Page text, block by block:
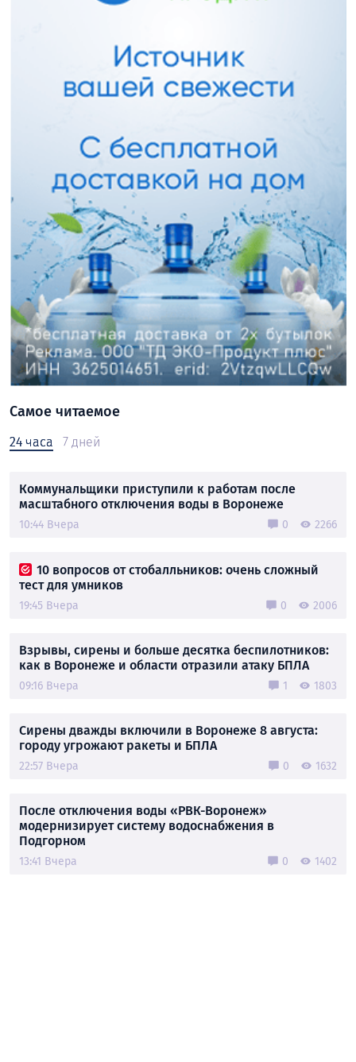
Самое читаемое
24 часа 7 дней
Коммунальщики приступили к работам после
масштабного отключения воды в Воронеже
10:44 Вчера 0 2266
10 вопросов от стобалльников: очень сложный
тест для умников
19:45 Вчера 0 2006
Взрывы, сирены и больше десятка беспилотников:
как в Воронеже и области отразили атаку БПЛА
09:16 Вчера 1 1803
Сирены дважды включили в Воронеже 8 августа:
городу угрожают ракеты и БПЛА
22:57 Вчера 0 1632
После отключения воды «РВК-Воронеж»
модернизирует систему водоснабжения в
Подгорном
13:41 Вчера 0 1402